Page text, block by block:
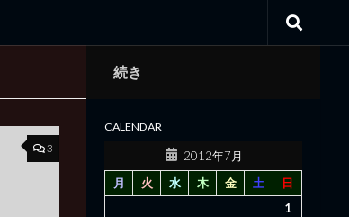
3
続き
CALENDAR
2012年7月
月
火 水 木 金 土
日
1